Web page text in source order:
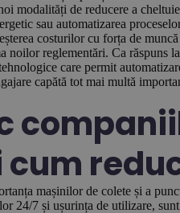
modalități de reducere a
sau automatizarea
costurilor cu forța de
noilor reglementări. Ca răspuns
care permit
capătă tot mai multă
mașinilor de colete și a
24/7 și ușurința de utilizare,